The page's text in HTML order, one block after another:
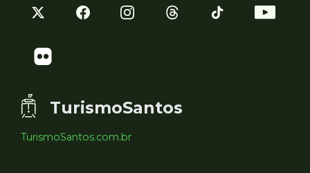
TurismoSantos
TurismoSantos.com.br